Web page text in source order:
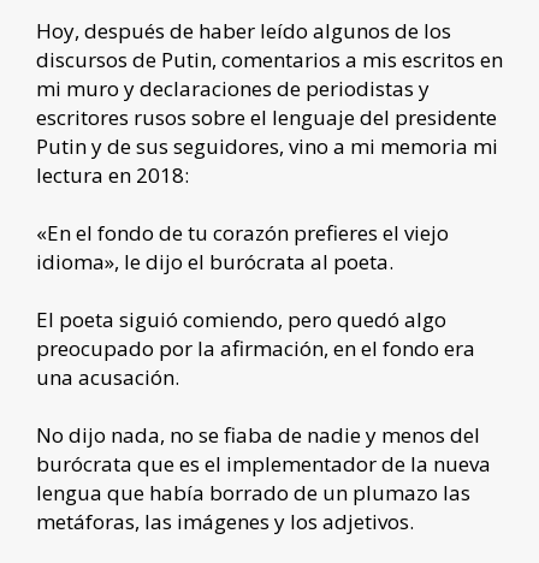
Hoy, después de haber leído algunos de los
discursos de Putin, comentarios a mis escritos en
mi muro y declaraciones de periodistas y
escritores rusos sobre el lenguaje del presidente
Putin y de sus seguidores, vino a mi memoria mi
lectura en 2018:
«En el fondo de tu corazón prefieres el viejo
idioma», le dijo el burócrata al poeta.
El poeta siguió comiendo, pero quedó algo
preocupado por la afirmación, en el fondo era
una acusación.
No dijo nada, no se fiaba de nadie y menos del
burócrata que es el implementador de la nueva
lengua que había borrado de un plumazo las
metáforas, las imágenes y los adjetivos.